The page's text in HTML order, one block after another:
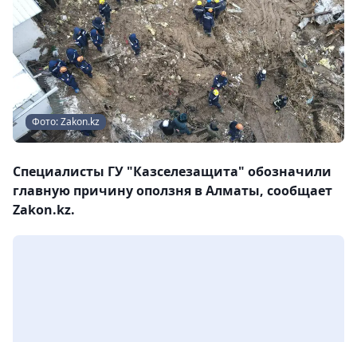
Фото: Zakon.kz
Специалисты ГУ "Казселезащита" обозначили
главную причину оползня в Алматы, сообщает
Zakon.kz.